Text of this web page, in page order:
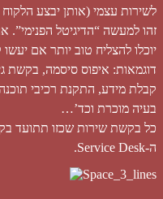
לשירות עצמי (אותן יבצע
זהו למעשה “הדיגיטל הפנימי”.
יוכלו להצליח טוב יותר אם יעשו
דוגמאות: איפוס סיסמה,
קבלת מידע, התקנת רכיבי
בעיה מוכרת וכד’…
כל בקשת שירות שכזו תתועד
ה-Service Desk.